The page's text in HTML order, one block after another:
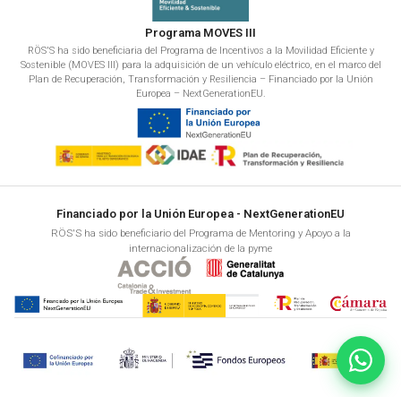
Programa MOVES III
RÖS'S ha sido beneficiaria del Programa de Incentivos a la Movilidad Eficiente y
Sostenible (MOVES III) para la adquisición de un vehículo eléctrico, en el marco del
Plan de Recuperación, Transformación y Resiliencia – Financiado por la Unión
Europea – NextGenerationEU.
Financiado por la Unión Europea - NextGenerationEU
RÖS'S ha sido beneficiario del Programa de Mentoring y Apoyo a la
internacionalización de la pyme